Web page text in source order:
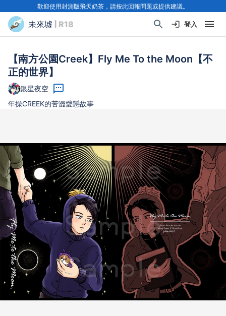
歡迎使用封測版飛天奶茶，請按此回報問題或提供建議。
未來墟 | R18 登入
【南方公園Creek】Fly Me To the Moon【不
正的世界】
銀星夜空
年操CREEK的苦澀愛戀故事